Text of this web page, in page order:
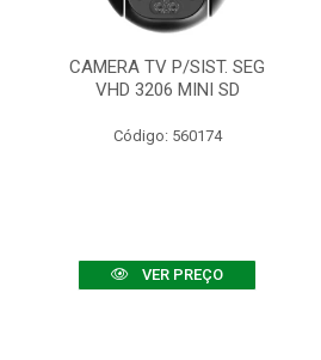
CAMERA TV P/SIST. SEG
VHD 3206 MINI SD
Código: 560174
VER PREÇO